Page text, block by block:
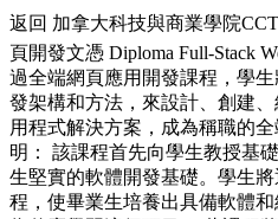
返回 加拿大科技與商業學院
頁開發文憑 Diploma Full-Stack
過全端網頁應用開發課程，學
發架構和方法，來設計、創建
用程式解決方案，成為稱職的
明： 該課程首先向學生教授基
生堅實的軟體開發基礎。學生
程，使畢業生培養出具備軟體